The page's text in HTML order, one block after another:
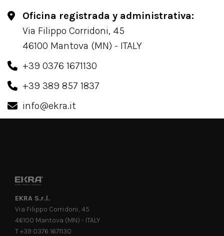
Oficina registrada y administrativa:
Via Filippo Corridoni, 45
46100 Mantova (MN) - ITALY
+39 0376 1671130
+39 389 857 1837
info@ekra.it
EKRA S.r.l.
Via Filippo Corridoni, 45
46100 Mantova (MN) - ITALY
T +39 0376 1671130